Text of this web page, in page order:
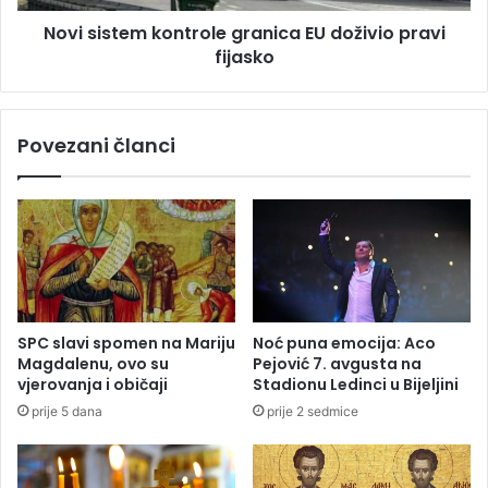
l
o
n
o
r
a
k
o
d
p
l
a
s
m
a
e
r
e
g
r
a
n
c
a
E
U
d
o
Novi sistem kontrole granica EU doživio pravi
fijasko
Povezani članci
SPC slavi spomen na Mariju
Magdalenu, ovo su
vjerovanja i običaji
prije 5 dana
Noć puna emocija: Aco
Pejović 7. avgusta na
Stadionu Ledinci u Bijeljini
prije 2 sedmice